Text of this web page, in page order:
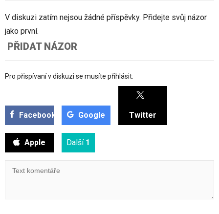
V diskuzi zatím nejsou žádné příspěvky. Přidejte svůj názor
jako první.
PŘIDAT NÁZOR
Pro přispívaní v diskuzi se musíte přihlásit:
Facebook Google Twitter
Apple Další 1